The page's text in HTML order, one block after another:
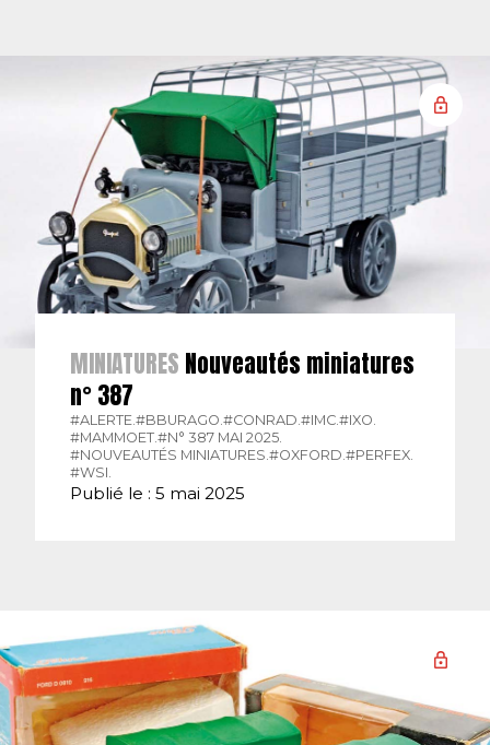
MINIATURES Nouveautés miniatures
n° 387
#ALERTE.#BBURAGO.#CONRAD.#IMC.#IXO.
#MAMMOET.#N° 387 MAI 2025.
#NOUVEAUTÉS MINIATURES.#OXFORD.#PERFEX.
#WSI.
Publié le : 5 mai 2025